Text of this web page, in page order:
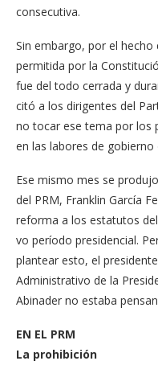
consecutiva.
Sin embargo, por el he­cho
permitida por la
fue del todo cerrada y
citó a los dirigentes del
no tocar ese tema por los
en las labores de
Ese mismo mes se
del PRM, Franklin García
reforma a los estatutos
vo período presidencial.
plantear esto, el
Administrativo de la
Abinader no estaba
EN EL PRM
La prohibición